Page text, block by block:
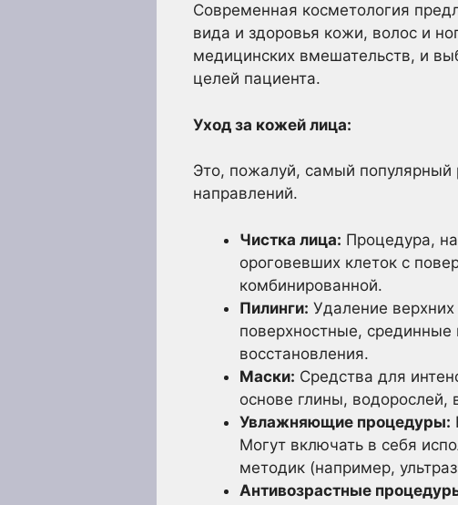
Современная косметология
вида и здоровья кожи, волос и
медицинских вмешательств, и
целей пациента.
Уход за кожей лица:
Это, пожалуй, самый популярный
направлений.
Чистка лица: Процедура,
ороговевших клеток с
комбинированной.
Пилинги: Удаление
поверхностные, срединные
восстановления.
Маски: Средства для
основе глины, водорослей,
Увлажняющие процедуры:
Могут включать в себя
методик (например,
Антивозрастные